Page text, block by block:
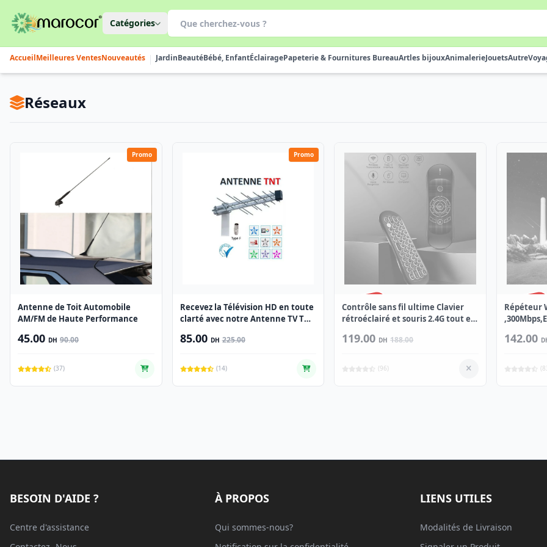
Catégories
AccueilMeilleures VentesNouveautés JardinBeautéBébé, EnfantÉclairagePapeterie & Fournitures BureauArtles bijouxAnimalerieJouetsAutre
Réseaux
Promo
Antenne de Toit Automobile
AM/FM de Haute Performance
45.00 DH 90.00
(37)
Promo
Recevez la Télévision HD en toute
clarté avec notre Antenne TV TNT
85.00 DH 225.00
(14)
ÉPUISÉ
Contrôle sans fil ultime Clavier
rétroéclairé et souris 2.4G tout en
119.00 DH 188.00
(96)
ÉPUISÉ
Répéteur
142.00
BESOIN D'AIDE ?
Centre d'assistance
À PROPOS
Qui sommes-nous?
LIENS UTILES
Modalités de Livraison